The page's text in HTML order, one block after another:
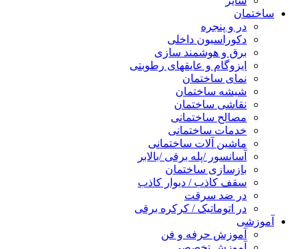
ساختمان
در و پنجره
دکوراسیون داخلی
برق و هوشمند سازی
ایزوگام و عایقهای رطوبتی
نمای ساختمان
شیشه ساختمان
نقاشی ساختمان
مصالح ساختمانی
خدمات ساختمانی
ماشین آلات ساختمانی
آسانسور /پله برقی /بالابر
بازسازی ساختمان
سقف کاذب / دیوار کاذب
در ضد سرقت
در اتوماتیک / کرکره برقی
آموزشی
آموزش حرفه و فن